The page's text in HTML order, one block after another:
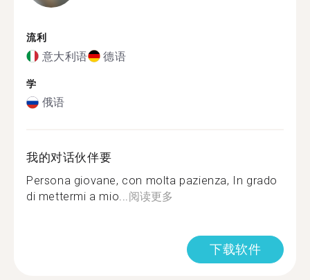
流利
意大利语 德语
学
俄语
我的对话伙伴要
Persona giovane, con molta pazienza, In grado
di mettermi a mio...阅读更多
下载软件